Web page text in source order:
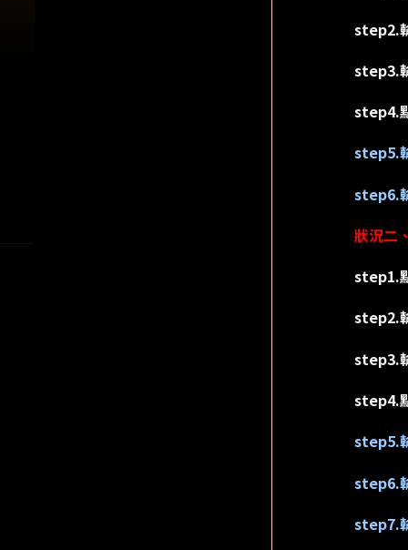
step2.
step3.
step4.
step5.
step6.
狀況二
step1.
step2.
step3.
step4.
step5.
step6.
step7.